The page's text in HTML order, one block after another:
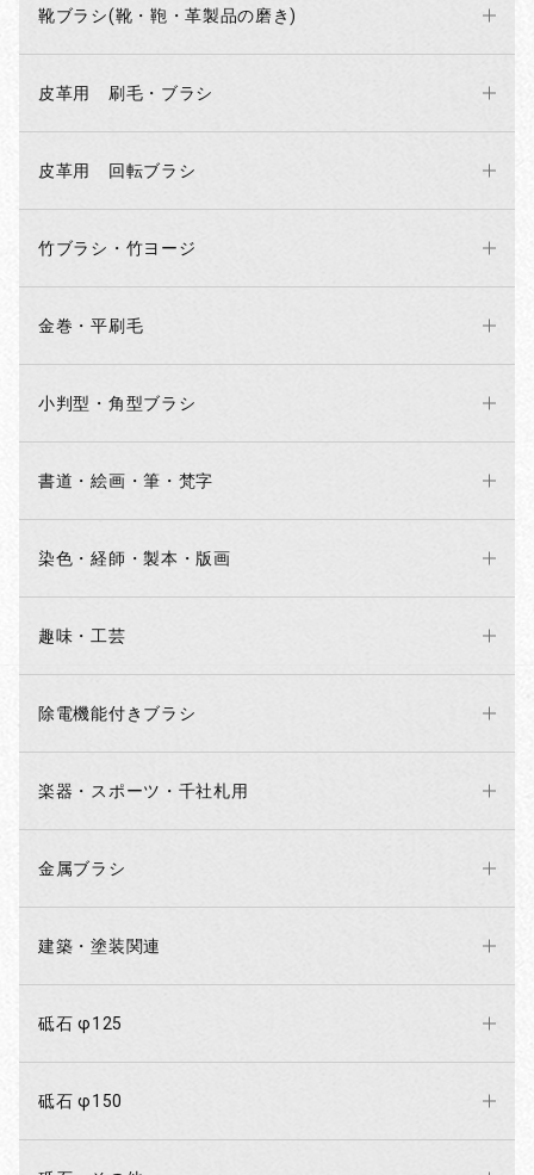
靴ブラシ(靴・鞄・革製品の磨き)
皮革用 刷毛・ブラシ
皮革用 回転ブラシ
竹ブラシ・竹ヨージ
金巻・平刷毛
小判型・角型ブラシ
書道・絵画・筆・梵字
染色・経師・製本・版画
趣味・工芸
除電機能付きブラシ
楽器・スポーツ・千社札用
金属ブラシ
建築・塗装関連
砥石 φ125
砥石 φ150
お買い物を続ける